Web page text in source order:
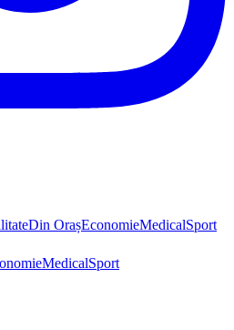
Din OrașEconomieMedicalSport
MedicalSport